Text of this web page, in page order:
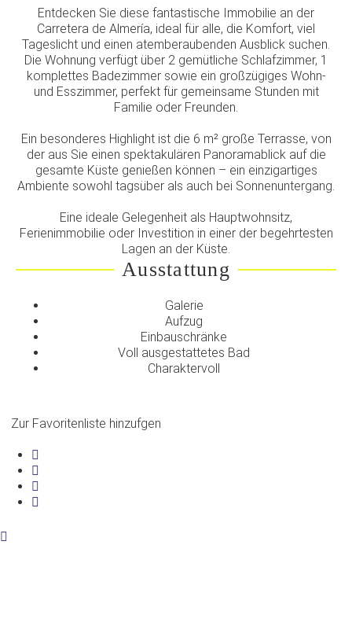
Entdecken Sie diese fantastische Immobilie an der
Carretera de Almería, ideal für alle, die Komfort, viel
Tageslicht und einen atemberaubenden Ausblick suchen.
Die Wohnung verfügt über 2 gemütliche Schlafzimmer, 1
komplettes Badezimmer sowie ein großzügiges Wohn-
und Esszimmer, perfekt für gemeinsame Stunden mit
Familie oder Freunden.
Ein besonderes Highlight ist die 6 m² große Terrasse, von
der aus Sie einen spektakulären Panoramablick auf die
gesamte Küste genießen können – ein einzigartiges
Ambiente sowohl tagsüber als auch bei Sonnenuntergang.
Eine ideale Gelegenheit als Hauptwohnsitz,
Ferienimmobilie oder Investition in einer der begehrtesten
Lagen an der Küste.
Ausstattung
Galerie
Aufzug
Einbauschränke
Voll ausgestattetes Bad
Charaktervoll
Zur Favoritenliste hinzufgen